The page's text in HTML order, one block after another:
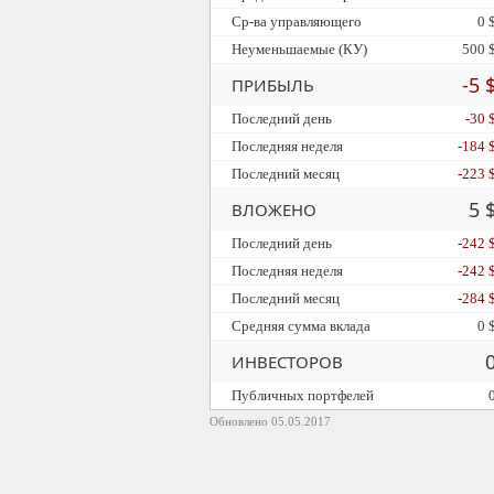
Обновлено 05.05.2017
Ср-ва управляющего
0 $
Неуменьшаемые (КУ)
500 $
ПРИБЫЛЬ -5
Последний день
-30 $
Последняя неделя
-184 $
Последний месяц
-223 $
ВЛОЖЕНО 5
Последний день
-242 $
Последняя неделя
-242 $
Последний месяц
-284 $
Средняя сумма вклада
0 $
ИНВЕСТОРОВ
Публичных портфелей 0